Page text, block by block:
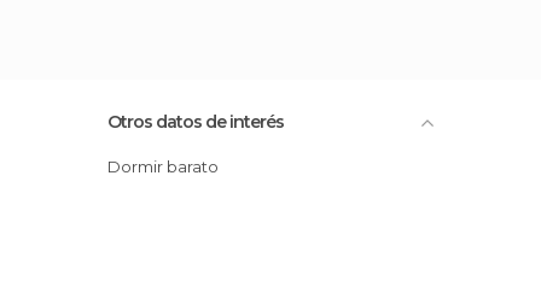
Otros datos de interés
Dormir barato